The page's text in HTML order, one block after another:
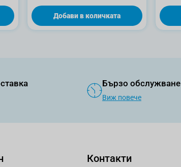
Добави в количката
Бързо обслужване
Виж повече
Контакти